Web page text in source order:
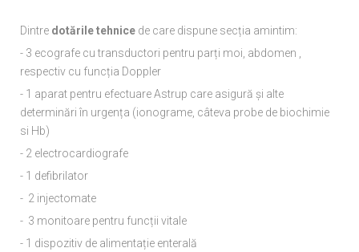
Dintre dotările tehnice de care dispune secția amintim:
- 3 ecografe cu transductori pentru parți moi, abdomen ,
respectiv cu funcția Doppler
- 1 aparat pentru efectuare Astrup care asigură și alte
determinări în urgența (ionograme, câteva probe de biochimie
si Hb)
- 2 electrocardiografe
- 1 defibrilator
- 2 injectomate
- 3 monitoare pentru funcții vitale
- 1 dispozitiv de alimentație enterală